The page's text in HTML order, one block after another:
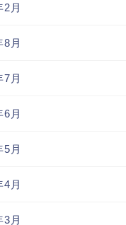
2月
8月
7月
6月
5月
4月
3月